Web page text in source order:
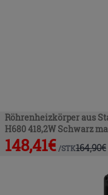
Röhrenheizkörper aus
H680 418,2W Schwarz
148,41€ /STK164,90€